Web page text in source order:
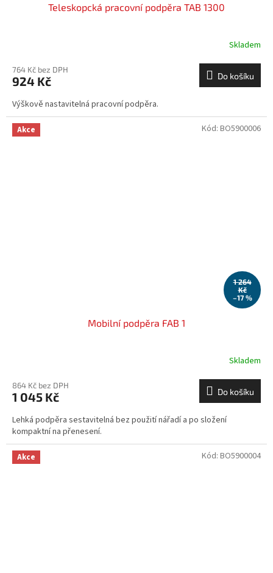
Teleskopcká pracovní podpěra TAB 1300
Skladem
764 Kč bez DPH
924 Kč Do košíku
Výškově nastavitelná pracovní podpěra.
Akce
1 264
Kč
–17 %
Mobilní podpěra FAB 1
Skladem
864 Kč bez DPH
1 045 Kč Do košíku
Lehká podpěra sestavitelná bez použití nářadí a po složení
kompaktní na přenesení.
Kód: BO5900006
Akce Kód: BO5900004